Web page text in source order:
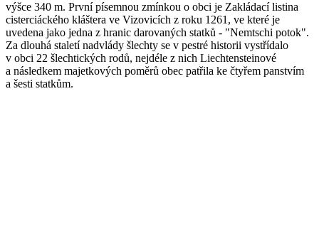
výšce 340 m. První písemnou zmínkou o obci je Zakládací listina
cisterciáckého kláštera ve Vizovicích z roku 1261, ve které je
uvedena jako jedna z hranic darovaných statků - "Nemtschi potok".
Za dlouhá staletí nadvlády šlechty se v pestré historii vystřídalo
v obci 22 šlechtických rodů, nejdéle z nich Liechtensteinové
a následkem majetkových poměrů obec patřila ke čtyřem panstvím
a šesti statkům.